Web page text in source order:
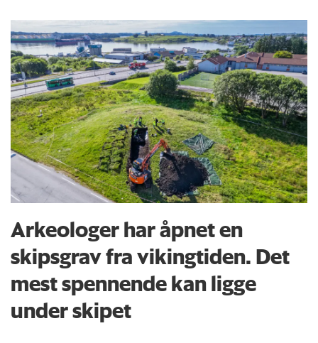
Arkeologer har åpnet en
skipsgrav fra vikingtiden. Det
mest spennende kan ligge
under skipet